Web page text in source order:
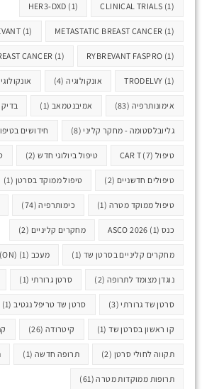
CLINICAL TRIALS (1)
HER3-DXD (1)
METASTATIC BREAST CANCER (1)
(1)
RYBREVANT FASPRO (1)
CANCER (1)
TRODELVY (1) אונקולוגיה(4)
אימונותרפיה (83) אמיבנטמאב (1)
גליובלסטומה - מחקר קליני(8) חידושים
טיפול CAR T (7) טיפול ביולוגי חדש(2)
טיפולים חדשניים (2) טיפול ממוקד בסרטן (1)
טיפול ממוקד מטרה (1) כימותרפיה(74)
כנס ASCO 2026 (1) מחקרים קליניים (2)
מחקרים קליניים בסרטן שד (1) מעכב RAS(ON) (1)
נוגדן מצומד לתרופה (2) סרטן גרורתי (1)
סרטן שד גרורתי(3) סרטן שד טריפל נגטיב(1)
קו ראשון בסרטן שד(1) קיטרודה (26)
תקווה לחולי סרטן (2) תרופה חדשה (1)
תרופות ממוקדות מטרה(61)